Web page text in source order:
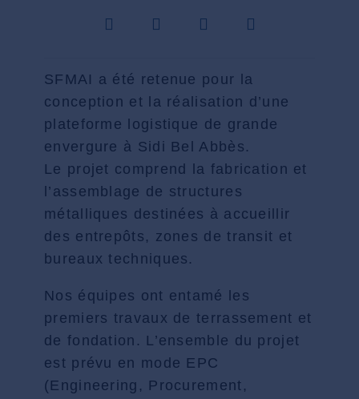
SFMAI a été retenue pour la
conception et la réalisation d’une
plateforme logistique de grande
envergure à Sidi Bel Abbès.
Le projet comprend la fabrication et
l’assemblage de structures
métalliques destinées à accueillir
des entrepôts, zones de transit et
bureaux techniques.
Nos équipes ont entamé les
premiers travaux de terrassement et
de fondation. L’ensemble du projet
est prévu en mode EPC
(Engineering, Procurement,